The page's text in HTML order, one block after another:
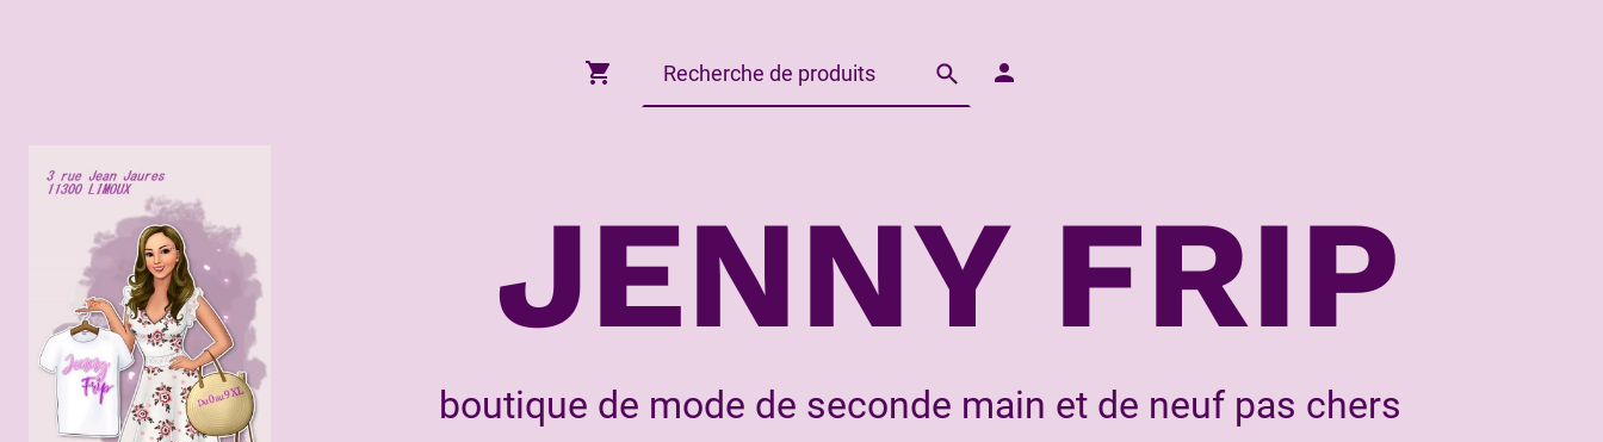
JENNY FRIP
boutique de mode de seconde main et de neuf pas chers